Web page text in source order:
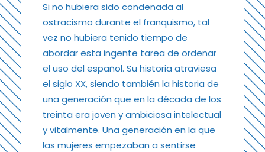
Si no hubiera sido condenada al
ostracismo durante el franquismo, tal
vez no hubiera tenido tiempo de
abordar esta ingente tarea de ordenar
el uso del español. Su historia atraviesa
el siglo XX, siendo también la historia de
una generación que en la década de los
treinta era joven y ambiciosa intelectual
y vitalmente. Una generación en la que
las mujeres empezaban a sentirse